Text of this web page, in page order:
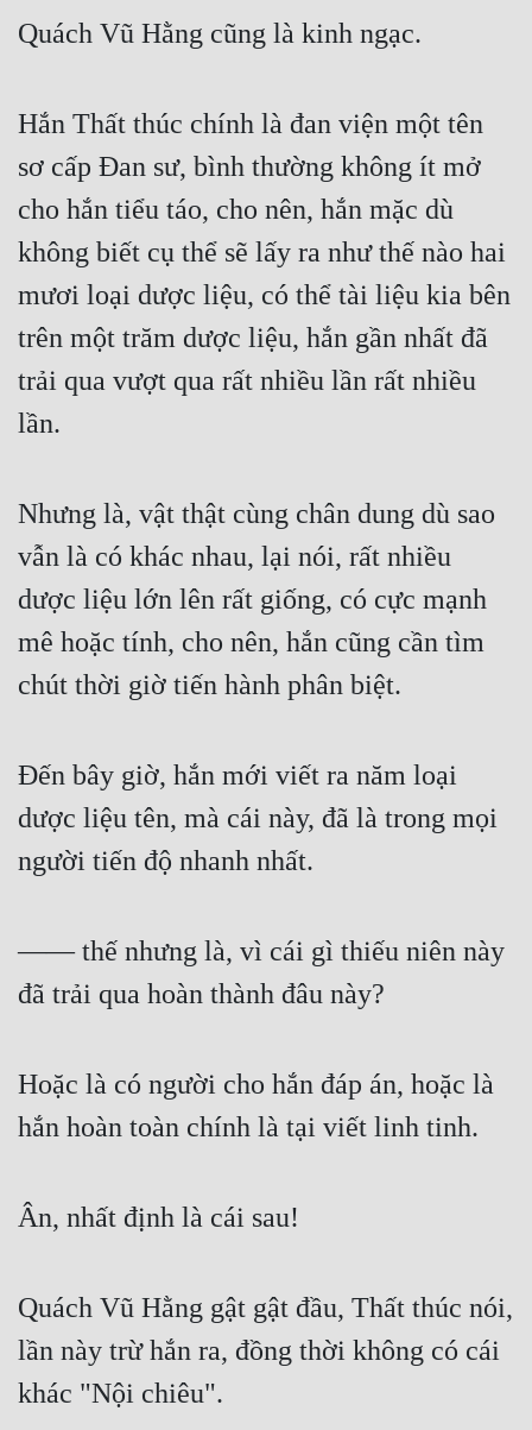
Cung Đấu
Cổ Tiên Hiệp
Cổ Đại
Du Hí
Dã Sử
Dị Giới
Góc Nhìn Nữ
Huyền Huyễn
Huyền Nghi
Huyền Ảo
Hài Hước
Học Đường
Khoa Huyễn
Khoa Huyễn Không Gian
Kỳ Ảo
Linh Dị
Lịch Sử
Mạt Thế
Mỹ Thực
Ngôn Tình
Quách Vũ Hằng cũng là kinh ngạc.
Hắn Thất thúc chính là đan viện một tên
sơ cấp Đan sư, bình thường không ít mở
cho hắn tiểu táo, cho nên, hắn mặc dù
không biết cụ thể sẽ lấy ra như thế nào hai
mươi loại dược liệu, có thể tài liệu kia bên
trên một trăm dược liệu, hắn gần nhất đã
trải qua vượt qua rất nhiều lần rất nhiều
lần.
Nhưng là, vật thật cùng chân dung dù sao
vẫn là có khác nhau, lại nói, rất nhiều
dược liệu lớn lên rất giống, có cực mạnh
mê hoặc tính, cho nên, hắn cũng cần tìm
chút thời giờ tiến hành phân biệt.
Đến bây giờ, hắn mới viết ra năm loại
dược liệu tên, mà cái này, đã là trong mọi
người tiến độ nhanh nhất.
—— thế nhưng là, vì cái gì thiếu niên này
đã trải qua hoàn thành đâu này?
Hoặc là có người cho hắn đáp án, hoặc là
hắn hoàn toàn chính là tại viết linh tinh.
Ân, nhất định là cái sau!
Quách Vũ Hằng gật gật đầu, Thất thúc nói,
lần này trừ hắn ra, đồng thời không có cái
khác "Nội chiêu".